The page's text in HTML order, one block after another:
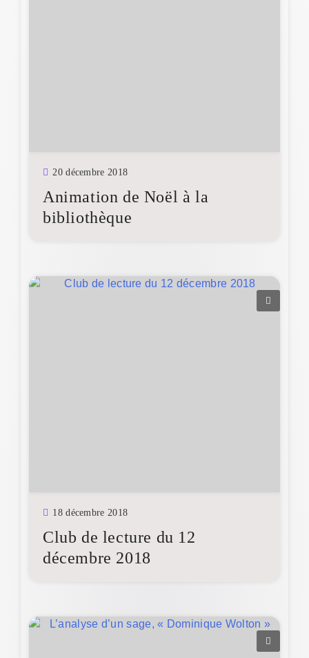
20 décembre 2018
Animation de Noël à la
bibliothèque
18 décembre 2018
Club de lecture du 12
décembre 2018